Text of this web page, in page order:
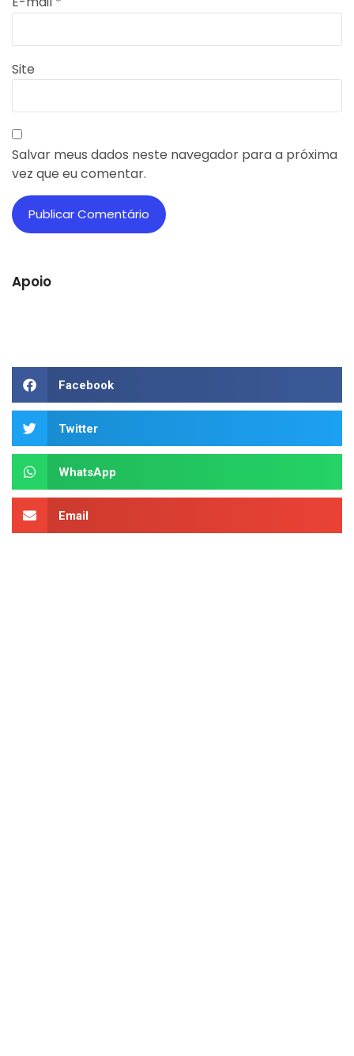
Site
Salvar meus dados neste navegador para a próxima
vez que eu comentar.
Apoio
Facebook
Twitter
WhatsApp
Email